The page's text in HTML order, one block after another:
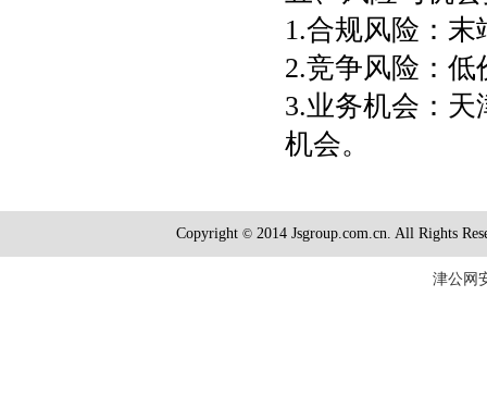
1.合规风险：
2.竞争风险：
3.业务机会：
机会。
Copyright © 2014 Jsgroup.com.cn. All Rights
津公网